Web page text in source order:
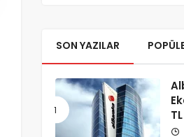
SON YAZILAR